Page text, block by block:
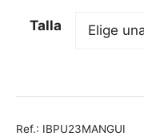
Talla
Ref.: IBPU23MANGUI